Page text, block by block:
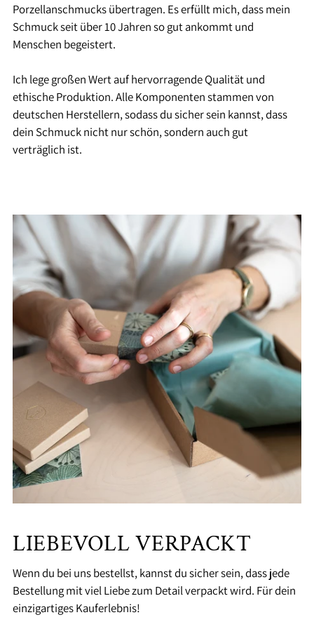
Porzellanschmucks übertragen. Es erfüllt mich, dass mein
Schmuck seit über 10 Jahren so gut ankommt und
Menschen begeistert.
Ich lege großen Wert auf hervorragende Qualität und
ethische Produktion. Alle Komponenten stammen von
deutschen Herstellern, sodass du sicher sein kannst, dass
dein Schmuck nicht nur schön, sondern auch gut
verträglich ist.
LIEBEVOLL VERPACKT
Wenn du bei uns bestellst, kannst du sicher sein, dass jede
Bestellung mit viel Liebe zum Detail verpackt wird. Für dein
einzigartiges Kauferlebnis!